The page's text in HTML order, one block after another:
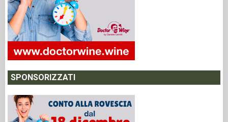
SPONSORIZZATI